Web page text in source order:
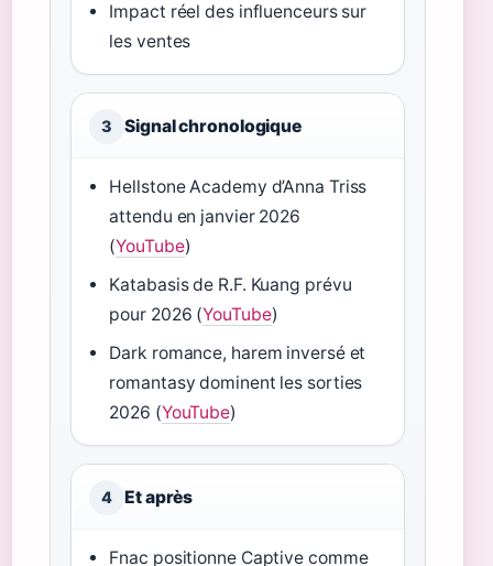
Impact réel des influenceurs sur
les ventes
3 Signal chronologique
Hellstone Academy d’Anna Triss
attendu en janvier 2026
(YouTube)
Katabasis de R.F. Kuang prévu
pour 2026 (YouTube)
Dark romance, harem inversé et
romantasy dominent les sorties
2026 (YouTube)
4 Et après
Fnac positionne Captive comme